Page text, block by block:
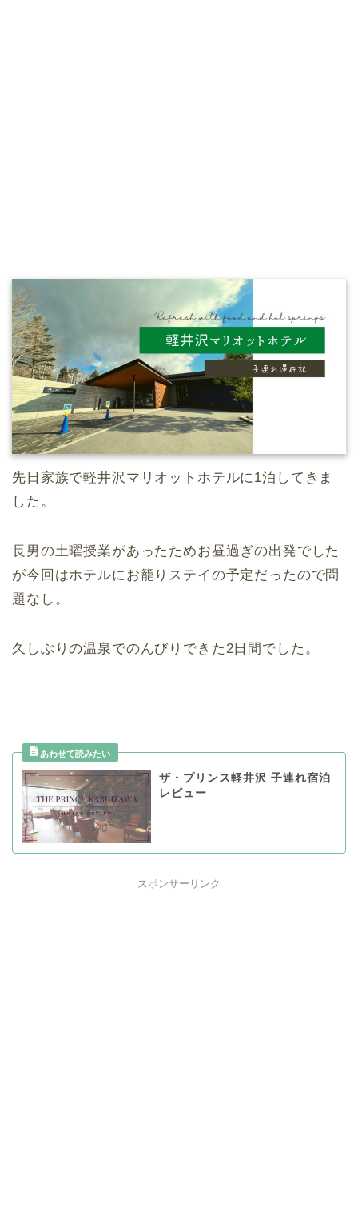
先日家族で軽井沢マリオットホテルに1泊してきま
した。
長男の土曜授業があったためお昼過ぎの出発でした
が今回はホテルにお籠りステイの予定だったので問
題なし。
久しぶりの温泉でのんびりできた2日間でした。
ザ・プリンス軽井沢 子連れ宿泊
レビュー
スポンサーリンク